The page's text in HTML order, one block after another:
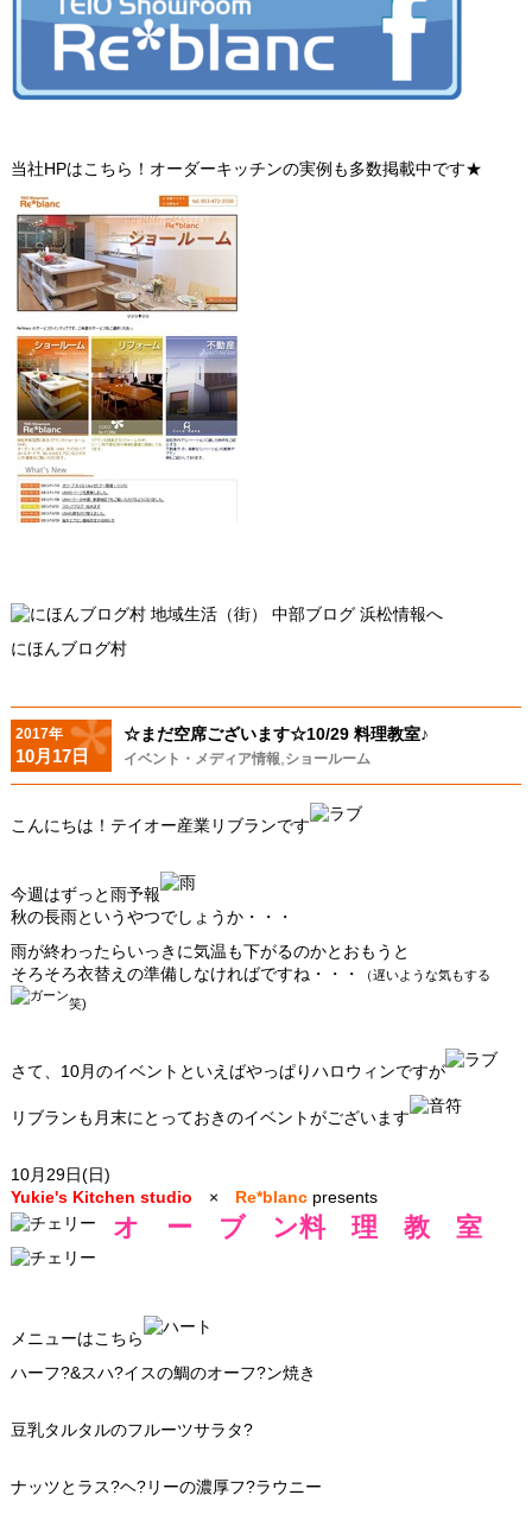
当社HPはこちら！オーダーキッチンの実例も多数掲載中です★
にほんブログ村
2017年
10月17日
☆まだ空席ございます☆10/29 料理教室♪
イベント・メディア情報,ショールーム
こんにちは！テイオー産業リブランです
今週はずっと雨予報
秋の長雨というやつでしょうか・・・
雨が終わったらいっきに気温も下がるのかとおもうと
そろそろ衣替えの準備しなければですね・・・
（遅いような気もする
笑)
さて、10月のイベントといえばやっぱりハロウィンですが
リブランも月末にとっておきのイベントがございます
10月29日(日)
Yukie's Kitchen studio × Re*blancpresents
オ ー ブ ン料 理 教 室
メニューはこちら
ハーフ?&スハ?イスの鯛のオーフ?ン焼き
豆乳タルタルのフルーツサラタ?
ナッツとラス?ヘ?リーの濃厚フ?ラウニー